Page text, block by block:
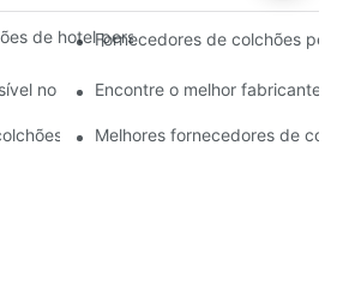
de hotel personalizados premium
Fornecedores de colchões
no atacado para o seu negócio de
Encontre o melhor fabricante
para as necessidades do seu
Melhores fornecedores de